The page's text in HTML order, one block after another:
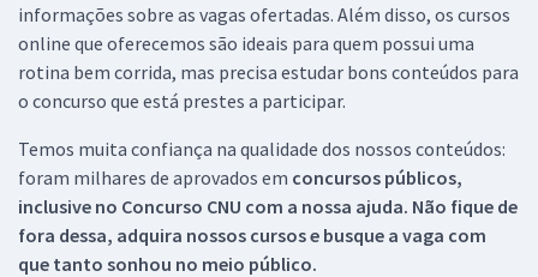
informações sobre as vagas ofertadas. Além disso, os cursos
online que oferecemos são ideais para quem possui uma
rotina bem corrida, mas precisa estudar bons conteúdos para
o concurso que está prestes a participar.
Temos muita confiança na qualidade dos nossos conteúdos:
foram milhares de aprovados em concursos públicos,
inclusive no Concurso CNU com a nossa ajuda. Não fique de
fora dessa, adquira nossos cursos e busque a vaga com
que tanto sonhou no meio público.